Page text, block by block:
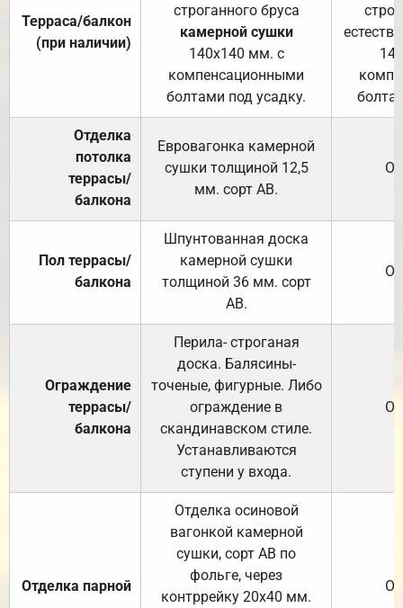
Терраса/балкон
(при наличии)
строганного бруса
камерной сушки
140х140 мм. с
компенсационными
болтами под усадку.
Отделка
потолка
террасы/
балкона
Евровагонка камерной
сушки толщиной 12,5
мм. сорт АВ.
Пол террасы/
балкона
Шпунтованная доска
камерной сушки
толщиной 36 мм. сорт
АВ.
Ограждение
террасы/
балкона
Перила- строганая
доска. Балясины-
точеные, фигурные. Либо
ограждение в
скандинавском стиле.
Устанавливаются
ступени у входа.
Отделка парной
Отделка осиновой
вагонкой камерной
сушки, сорт АВ по
фольге, через
контррейку 20х40 мм.